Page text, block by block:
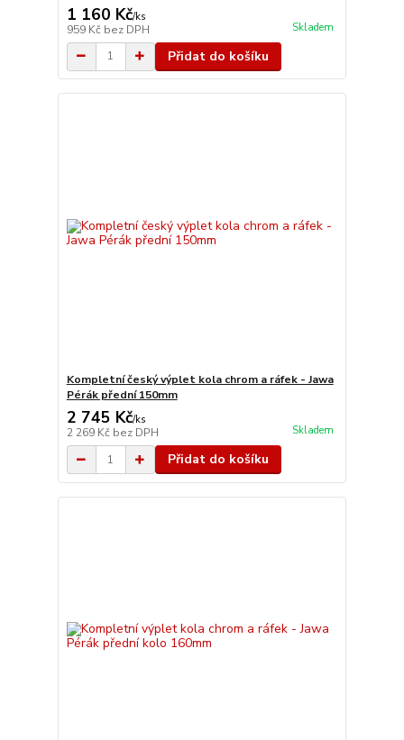
1 160 Kč/ks
959 Kč bez DPH Skladem
Přidat do košíku
Kompletní český výplet kola chrom a ráfek - Jawa
Pérák přední 150mm
2 745 Kč/ks
2 269 Kč bez DPH Skladem
Přidat do košíku